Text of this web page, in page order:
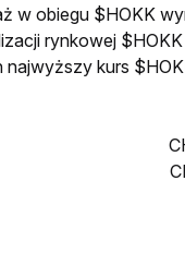
w obiegu $HOKK
rynkowej
kurs